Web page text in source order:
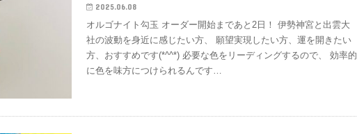
2025.06.08
オルゴナイト勾玉 オーダー開始まであと2日！ 伊勢神宮と出雲大
社の波動を身近に感じたい方、 願望実現したい方、運を開きたい
方、おすすめです(*^^*) 必要な色をリーディングするので、 効率的
に色を味方につけられるんです…